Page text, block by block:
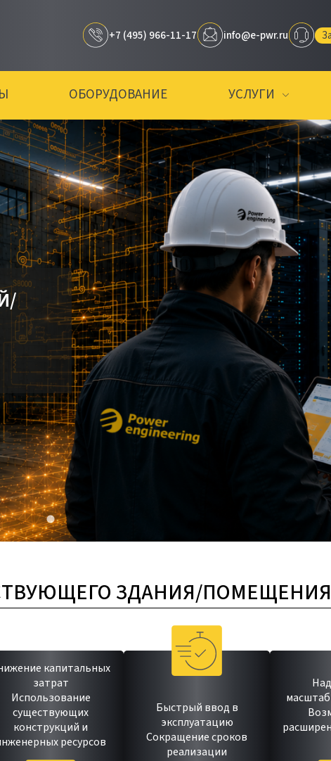
+7 (495) 966-11-17 info@e-pwr.ru
ОБОРУДОВАНИЕ УСЛУГИ
ЗДАНИЯ/
капитальных
затрат
Использование
существующих
конструкций и
ресурсов
Быстрый ввод в
эксплуатацию
Сокращение сроков
реализации